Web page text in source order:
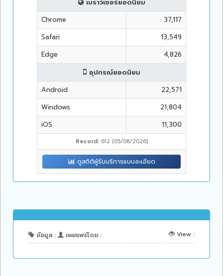
เบราว์เซอร์ยอดนิยม
Chrome
37,117
Safari
13,549
Edge
4,826
อุปกรณ์ยอดนิยม
Android
22,571
Windows
21,804
iOS
11,300
Record:612 (05/08/2026)
ดูสถิติผู้รับบริการแบบละเอียด
ข้อมูล : เผยแพร่โดย : View :